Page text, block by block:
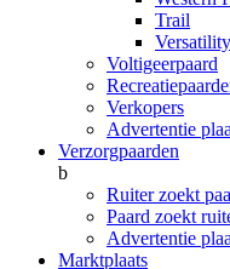
Trail
Voltigeerpaard
Verkopers
Advertentie
Verzorgpaarden
b
Ruiter zoekt
Paard zoekt
Advertentie
Marktplaats